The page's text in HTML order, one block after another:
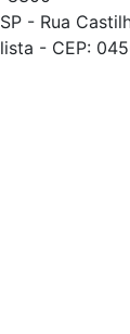
- Rua
- CEP: